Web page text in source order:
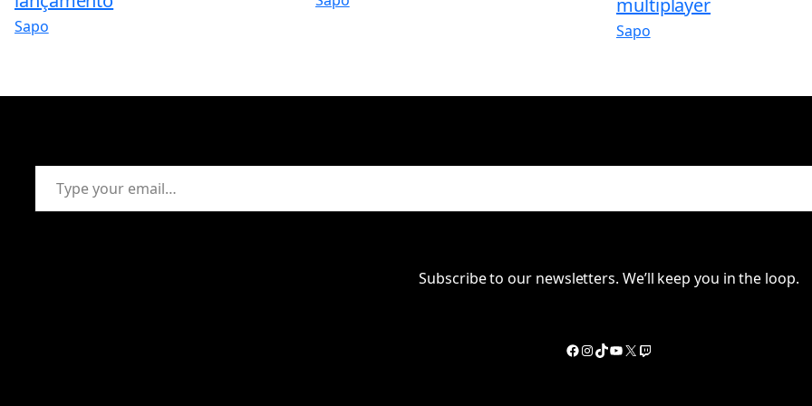
Sapo
multiplayer
Sapo
Type your email…
Subscribe to our newsletters. We’ll keep you in the loop.
Facebook
Instagram
TikTok
YouTube
X Twitch